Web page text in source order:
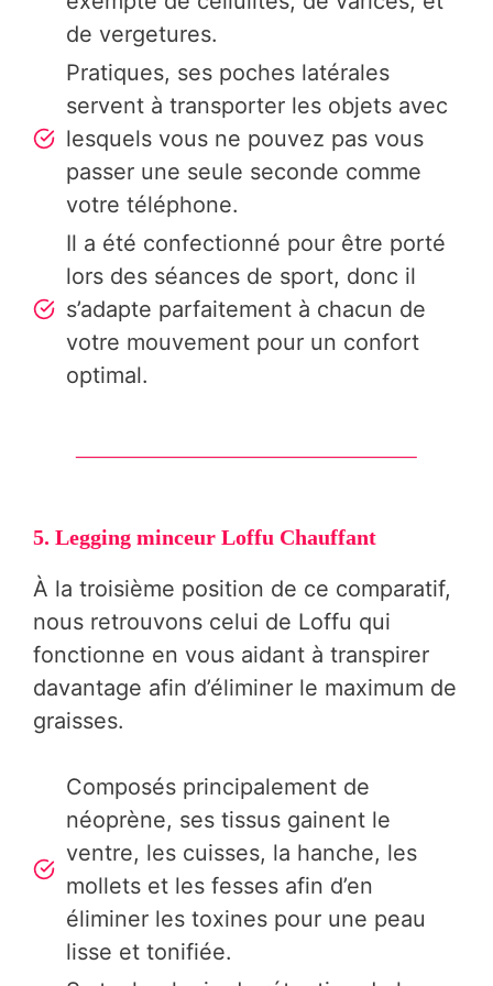
de vergetures.
Pratiques, ses poches latérales
servent à transporter les objets avec
lesquels vous ne pouvez pas vous
passer une seule seconde comme
votre téléphone.
Il a été confectionné pour être porté
lors des séances de sport, donc il
s’adapte parfaitement à chacun de
votre mouvement pour un confort
optimal.
5. Legging minceur Loffu Chauffant
À la troisième position de ce comparatif,
nous retrouvons celui de Loffu qui
fonctionne en vous aidant à transpirer
davantage afin d’éliminer le maximum de
graisses.
Composés principalement de
néoprène, ses tissus gainent le
ventre, les cuisses, la hanche, les
mollets et les fesses afin d’en
éliminer les toxines pour une peau
lisse et tonifiée.